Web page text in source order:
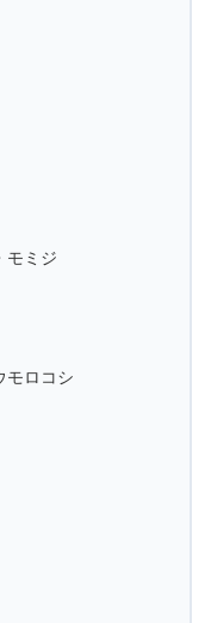
モミジ
モロコシ